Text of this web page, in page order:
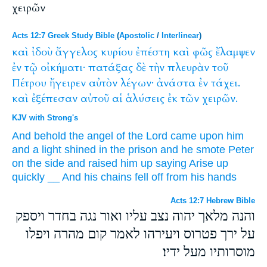
χειρῶν
Acts 12:7 Greek Study Bible (Apostolic / Interlinear)
καὶ ἰδοὺ ἄγγελος κυρίου ἐπέστη καὶ φῶς ἔλαμψεν
ἐν τῷ οἰκήματι· πατάξας δὲ τὴν πλευρὰν τοῦ
Πέτρου ἤγειρεν αὐτὸν λέγων· ἀνάστα ἐν τάχει.
καὶ ἐξέπεσαν αὐτοῦ αἱ ἁλύσεις ἐκ τῶν χειρῶν.
KJV with Strong's
And behold the angel of the Lord came upon him
and a light shined in the prison and he smote Peter
on the side and raised him up saying Arise up
quickly
And his chains fell off from his hands
Acts 12:7 Hebrew Bible
והנה מלאך יהוה נצב עליו ואור נגה בחדר ויספק
על ירך פטרוס ויעירהו לאמר קום מהרה ויפלו
מוסרותיו מעל ידיו׃